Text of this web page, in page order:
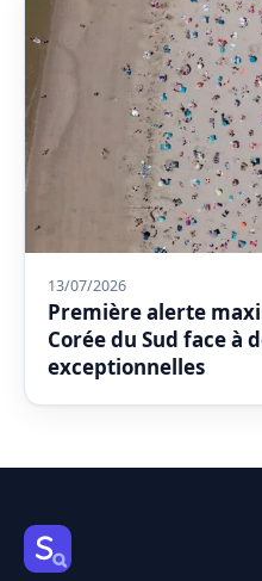
13/07/2026
Première alerte
Corée du Sud face à
exceptionnelles